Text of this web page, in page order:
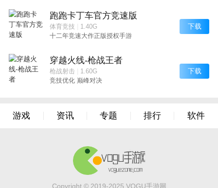
跑跑卡丁车官方竞速版
体育竞技
1.40G
十二年竞速大作正版授权手游
下载
穿越火线-枪战王者
枪战射击
1.60G
竞技优化 巅峰对决
下载
游戏 资讯 专题 排行 软件
Copyright © 2019-2025.VOGU手游网